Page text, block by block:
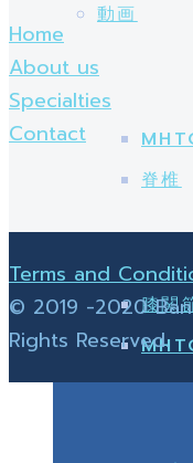
膝関
動画
脊椎
Home
About us
Specialties
Contact
Terms and
© 2019 -2020
Rights Reserved.